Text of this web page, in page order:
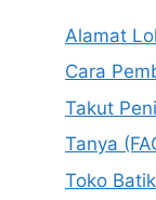
Alamat
Cara
Takut
Tanya
Toko